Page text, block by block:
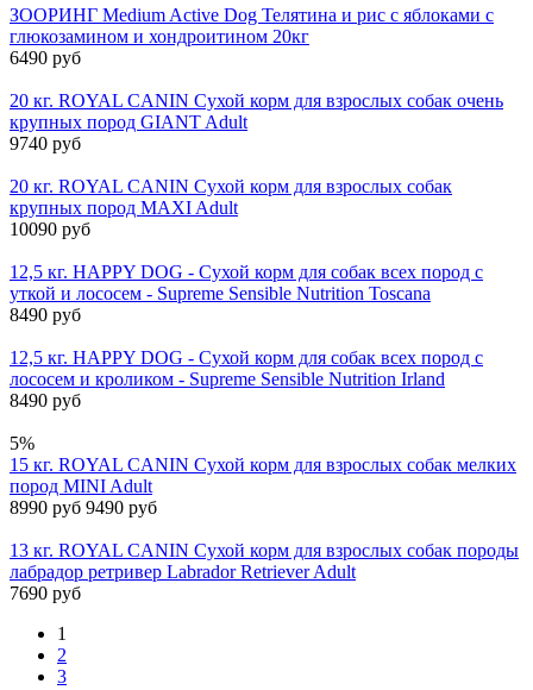
ЗООРИНГ Medium Active Dog Телятина и рис с яблоками с
глюкозамином и хондроитином 20кг
6490 руб
20 кг. ROYAL CANIN Сухой корм для взрослых собак очень
крупных пород GIANT Adult
9740 руб
20 кг. ROYAL CANIN Сухой корм для взрослых собак
крупных пород MAXI Adult
10090 руб
12,5 кг. HAPPY DOG - Сухой корм для собак всех пород с
уткой и лососем - Supreme Sensible Nutrition Toscana
8490 руб
12,5 кг. HAPPY DOG - Сухой корм для собак всех пород с
лососем и кроликом - Supreme Sensible Nutrition Irland
8490 руб
5%
15 кг. ROYAL CANIN Сухой корм для взрослых собак мелких
пород MINI Adult
8990 руб 9490 руб
13 кг. ROYAL CANIN Сухой корм для взрослых собак породы
лабрадор ретривер Labrador Retriever Adult
7690 руб
1
2
3